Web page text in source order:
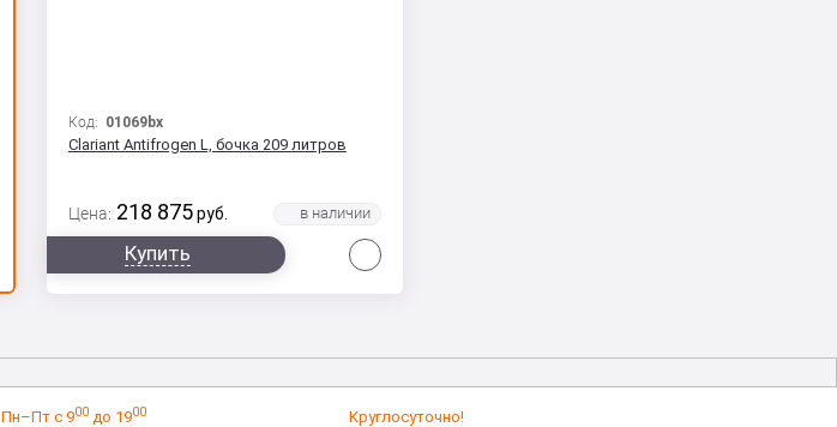
Код: 01069bx
Сlariant Antifrogen L, бочка 209 литров
Цена: 218 875руб.
Купить
Пн–Пт с 900до 1900 Круглосуточно!